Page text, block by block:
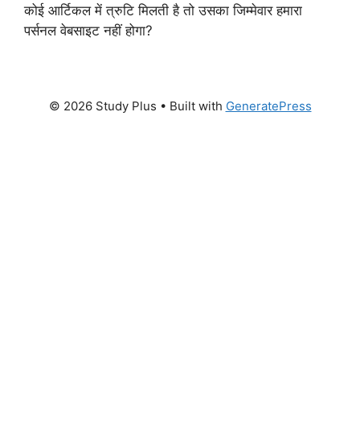
कोई आर्टिकल में त्रुटि मिलती है तो उसका जिम्मेवार हमारा
पर्सनल वेबसाइट नहीं होगा?
© 2026 Study Plus • Built with GeneratePress